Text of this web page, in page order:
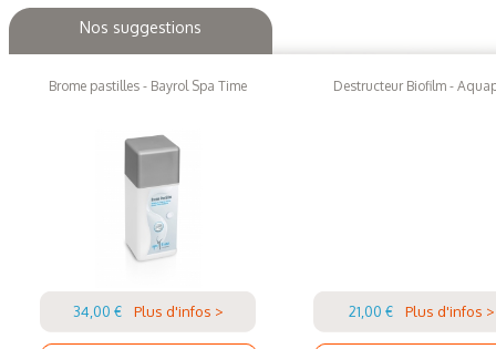
• N'influence pas le pH
Nos suggestions
Brome pastilles - Bayrol Spa Time
34,00 € Plus d'infos >
Destructeur Biofilm -
21,00 € Plus d'infos >